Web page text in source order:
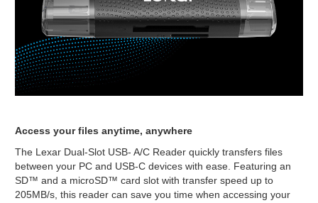
Access your files anytime, anywhere
The Lexar Dual-Slot USB- A/C Reader quickly transfers files
between your PC and USB-C devices with ease. Featuring an
SD™ and a microSD™ card slot with transfer speed up to
205MB/s, this reader can save you time when accessing your